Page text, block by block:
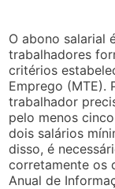
O abono salarial
trabalhadores
critérios
Emprego (MTE).
trabalhador
pelo menos
dois salários
disso, é
corretamente os
Anual de